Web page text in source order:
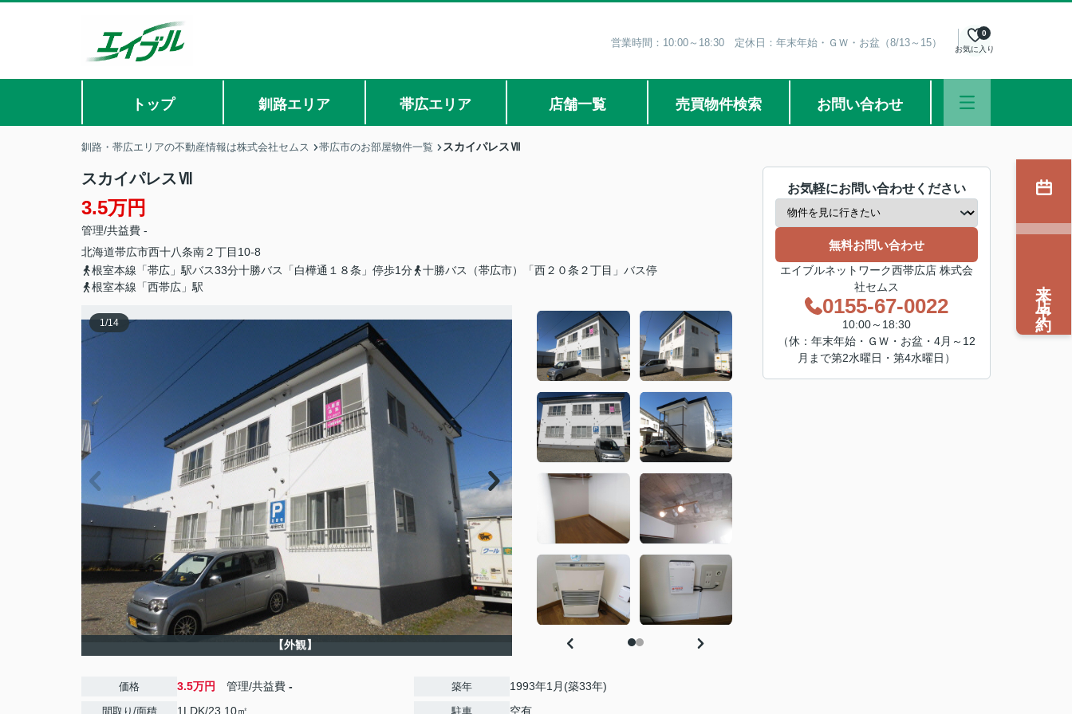
営業時間：10:00～18:30 定休日：年末年始・ＧＷ・お盆（8/13～15） お気に入り
0
トップ 釧路エリア 帯広エリア 店舗一覧 売買物件検索 お問い合わせ
釧路・帯広エリアの不動産情報は株式会社セムス 帯広市のお部屋物件一覧 スカイパレスⅦ
スカイパレスⅦ
3.5万円
管理/共益費 -
北海道帯広市西十八条南２丁目10-8
根室本線「帯広」駅バス33分十勝バス「白樺通１８条」停歩1分
十勝バス（帯広市）「西２０条２丁目」バス停
根室本線「西帯広」駅
1/14
【外観】
価格 3.5万円 管理/共益費 -
間取り/面積 1LDK/23.10㎡
築年 1993年1月(築33年)
駐車 空有
お気軽にお問い合わせください
無料お問い合わせ
エイブルネットワーク西帯広店 株式会
社セムス
0155-67-0022
10:00～18:30
（休：年末年始・ＧＷ・お盆・4月～12
月まで第2水曜日・第4水曜日）
来店予約